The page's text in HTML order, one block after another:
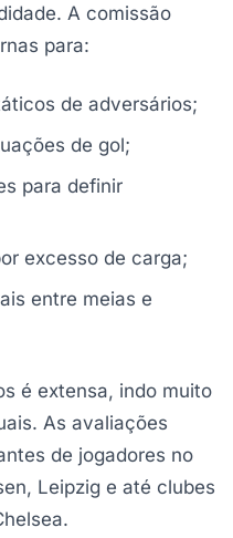
A comissão
para:
de adversários;
de gol;
para definir
excesso de carga;
entre meias e
é extensa, indo muito
As avaliações
de jogadores no
Leipzig e até clubes